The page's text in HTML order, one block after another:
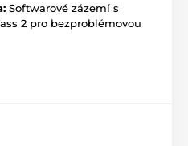
Softwarové zázemí s
2 pro bezproblémovou